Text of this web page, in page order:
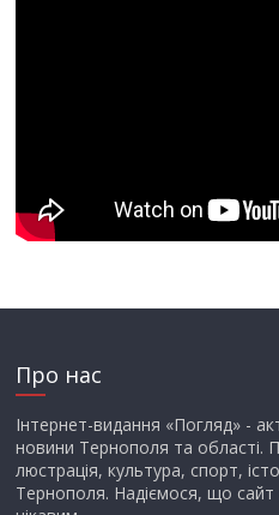
Про нас
Інтернет-видання «Погляд» -
новини Тернополя та області.
люстрація, культура, спорт,
Тернополя. Надіємося, що